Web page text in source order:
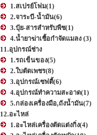
1.สเปรย์โฟม(1)
2.จาระบี-น้ำมัน(6)
3.ปุ๋ย-สารสำหรับพืช(1)
4.น้ำยาฆ่าเชื้อกำจัดแมลง (3)
11.อุปกรณ์ช่าง
1.รถเข็นของ(5)
2.ใบตัดเพชร(8)
3.อุปกรณ์เซฟตี้(6)
4.อุปกรณ์ทำความสะอาด(1)
5.กล่องเครื่องมือ,ถังน้ำมัน(7)
12.อะไหล่
1.อะไหล่เครื่องตัดแต่งกิ่ง(4)